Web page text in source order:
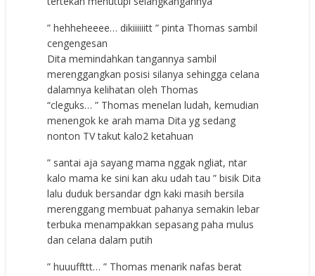
” hehheheeee… dikiiiiiitt ” pinta Thomas sambil
cengengesan
Dita memindahkan tangannya sambil
merenggangkan posisi silanya sehingga celana
dalamnya kelihatan oleh Thomas
“cleguks… ” Thomas menelan ludah, kemudian
menengok ke arah mama Dita yg sedang
nonton TV takut kalo2 ketahuan
” santai aja sayang mama nggak ngliat, ntar
kalo mama ke sini kan aku udah tau ” bisik Dita
lalu duduk bersandar dgn kaki masih bersila
merenggang membuat pahanya semakin lebar
terbuka menampakkan sepasang paha mulus
dan celana dalam putih
” huuuffttt… ” Thomas menarik nafas berat